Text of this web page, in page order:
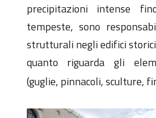
precipitazioni intense
tempeste, sono
strutturali negli edifici
quanto riguarda gli
(guglie, pinnacoli, sculture,